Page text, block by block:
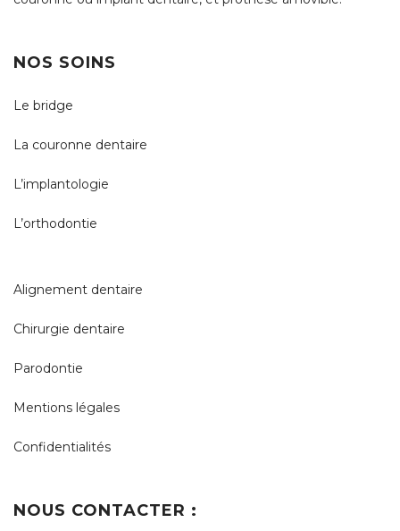
NOS SOINS
Le bridge
La couronne dentaire
L’implantologie
L’orthodontie
Alignement dentaire
Chirurgie dentaire
Parodontie
Mentions légales
Confidentialités
NOUS CONTACTER :